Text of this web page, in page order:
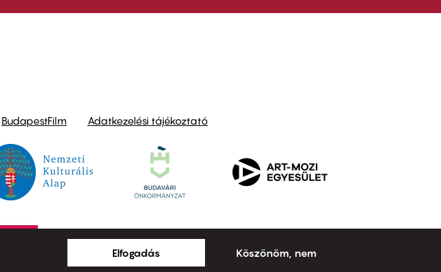
BudapestFilm Adatkezelési tájékoztató
Elfogadás Köszönöm, nem